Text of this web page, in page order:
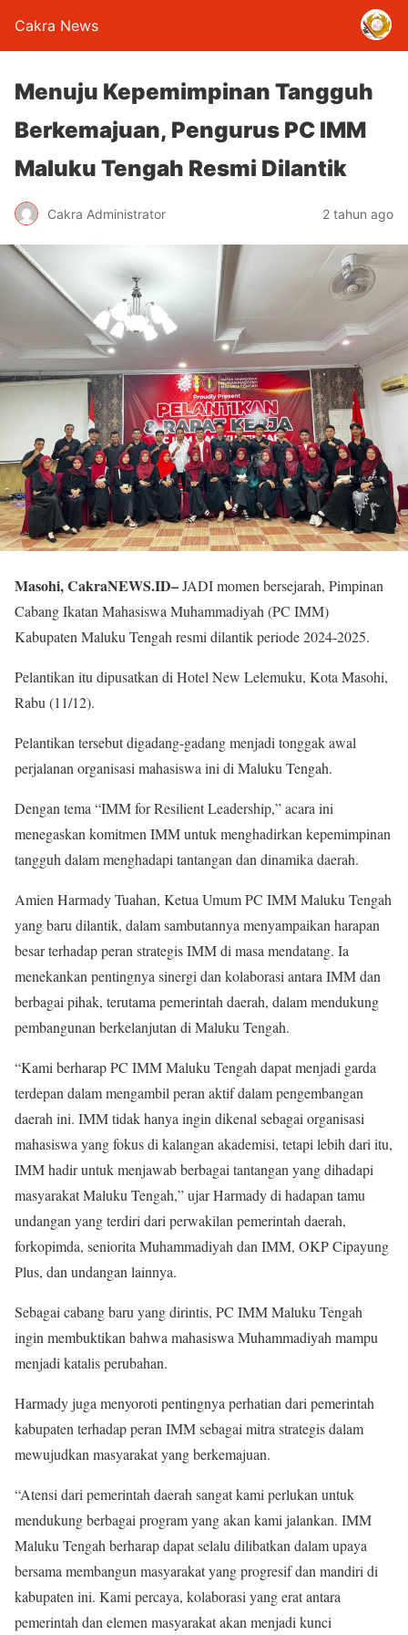
Cakra News
Menuju Kepemimpinan Tangguh
Berkemajuan, Pengurus PC IMM
Maluku Tengah Resmi Dilantik
Cakra Administrator 2 tahun ago
Masohi, CakraNEWS.ID–JADI momen bersejarah, Pimpinan
Cabang Ikatan Mahasiswa Muhammadiyah (PC IMM)
Kabupaten Maluku Tengah resmi dilantik periode 2024-2025.
Pelantikan itu dipusatkan di Hotel New Lelemuku, Kota Masohi,
Rabu (11/12).
Pelantikan tersebut digadang-gadang menjadi tonggak awal
perjalanan organisasi mahasiswa ini di Maluku Tengah.
Dengan tema “IMM for Resilient Leadership,” acara ini
menegaskan komitmen IMM untuk menghadirkan kepemimpinan
tangguh dalam menghadapi tantangan dan dinamika daerah.
Amien Harmady Tuahan, Ketua Umum PC IMM Maluku Tengah
yang baru dilantik, dalam sambutannya menyampaikan harapan
besar terhadap peran strategis IMM di masa mendatang. Ia
menekankan pentingnya sinergi dan kolaborasi antara IMM dan
berbagai pihak, terutama pemerintah daerah, dalam mendukung
pembangunan berkelanjutan di Maluku Tengah.
“Kami berharap PC IMM Maluku Tengah dapat menjadi garda
terdepan dalam mengambil peran aktif dalam pengembangan
daerah ini. IMM tidak hanya ingin dikenal sebagai organisasi
mahasiswa yang fokus di kalangan akademisi, tetapi lebih dari itu,
IMM hadir untuk menjawab berbagai tantangan yang dihadapi
masyarakat Maluku Tengah,” ujar Harmady di hadapan tamu
undangan yang terdiri dari perwakilan pemerintah daerah,
forkopimda, seniorita Muhammadiyah dan IMM, OKP Cipayung
Plus, dan undangan lainnya.
Sebagai cabang baru yang dirintis, PC IMM Maluku Tengah
ingin membuktikan bahwa mahasiswa Muhammadiyah mampu
menjadi katalis perubahan.
Harmady juga menyoroti pentingnya perhatian dari pemerintah
kabupaten terhadap peran IMM sebagai mitra strategis dalam
mewujudkan masyarakat yang berkemajuan.
“Atensi dari pemerintah daerah sangat kami perlukan untuk
mendukung berbagai program yang akan kami jalankan. IMM
Maluku Tengah berharap dapat selalu dilibatkan dalam upaya
bersama membangun masyarakat yang progresif dan mandiri di
kabupaten ini. Kami percaya, kolaborasi yang erat antara
pemerintah dan elemen masyarakat akan menjadi kunci